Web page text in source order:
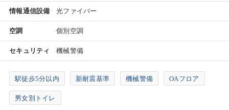
情報通信設備 光ファイバー
空調 個別空調
セキュリティ 機械警備
駅徒歩5分以内 新耐震基準 機械警備 OAフロア
男女別トイレ